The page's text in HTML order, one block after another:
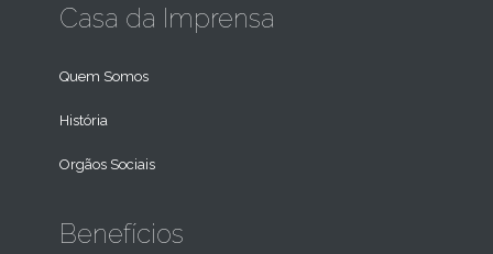
Casa da Imprensa
Quem Somos
História
Orgãos Sociais
Benefícios